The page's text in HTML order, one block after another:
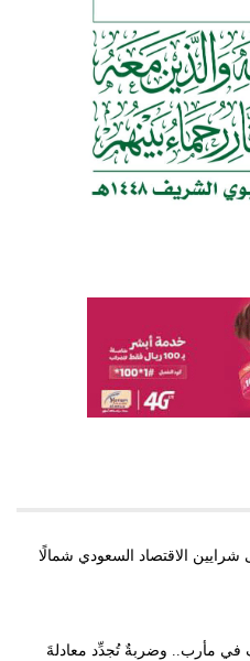
الاقتصاد السعودي شمالًا
في مأرب.. وضربةٌ تُجدِّد معادلةَ